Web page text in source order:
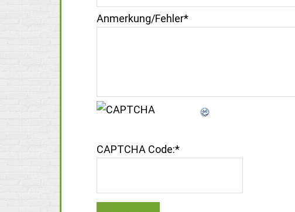
Anmerkung/Fehler*
CAPTCHA Code:*